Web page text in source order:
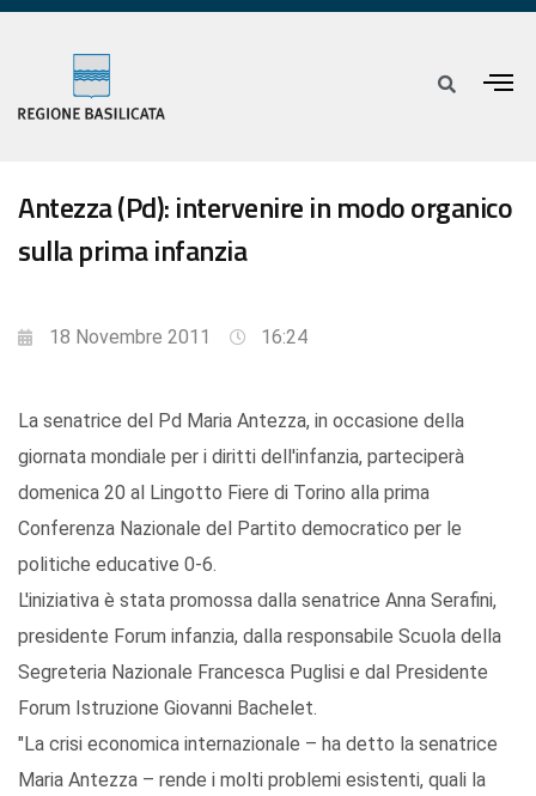
Antezza (Pd): intervenire in modo organico
sulla prima infanzia
18 Novembre 2011 16:24
La senatrice del Pd Maria Antezza, in occasione della
giornata mondiale per i diritti dell'infanzia, parteciperà
domenica 20 al Lingotto Fiere di Torino alla prima
Conferenza Nazionale del Partito democratico per le
politiche educative 0-6.
L'iniziativa è stata promossa dalla senatrice Anna Serafini,
presidente Forum infanzia, dalla responsabile Scuola della
Segreteria Nazionale Francesca Puglisi e dal Presidente
Forum Istruzione Giovanni Bachelet.
"La crisi economica internazionale – ha detto la senatrice
Maria Antezza – rende i molti problemi esistenti, quali la